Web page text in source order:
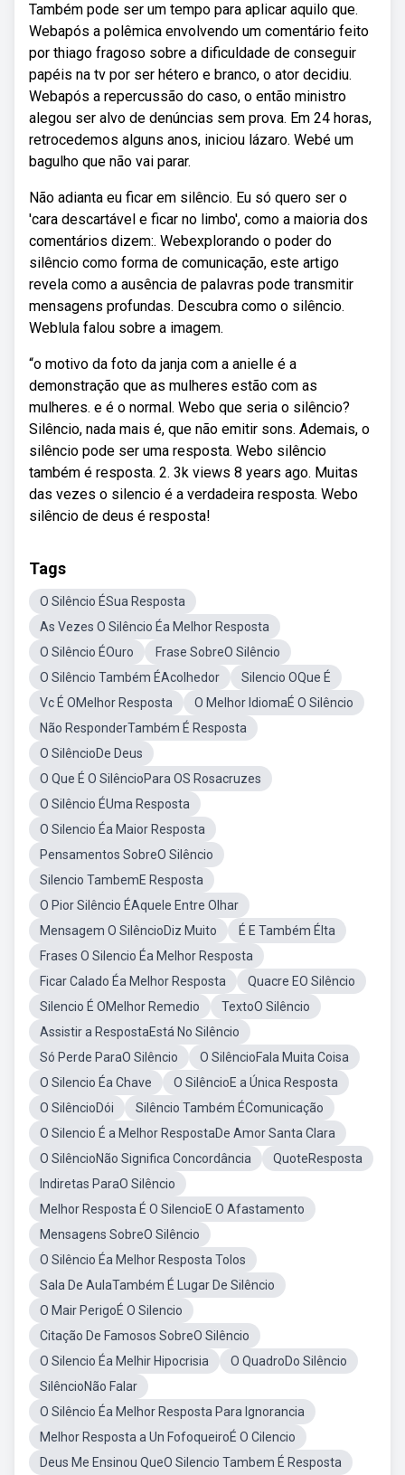
Também pode ser um tempo para aplicar aquilo que.
Webapós a polêmica envolvendo um comentário feito
por thiago fragoso sobre a dificuldade de conseguir
papéis na tv por ser hétero e branco, o ator decidiu.
Webapós a repercussão do caso, o então ministro
alegou ser alvo de denúncias sem prova. Em 24 horas,
retrocedemos alguns anos, iniciou lázaro. Webé um
bagulho que não vai parar.
Não adianta eu ficar em silêncio. Eu só quero ser o
'cara descartável e ficar no limbo', como a maioria dos
comentários dizem:. Webexplorando o poder do
silêncio como forma de comunicação, este artigo
revela como a ausência de palavras pode transmitir
mensagens profundas. Descubra como o silêncio.
Weblula falou sobre a imagem.
“o motivo da foto da janja com a anielle é a
demonstração que as mulheres estão com as
mulheres. e é o normal. Webo que seria o silêncio?
Silêncio, nada mais é, que não emitir sons. Ademais, o
silêncio pode ser uma resposta. Webo silêncio
também é resposta. 2. 3k views 8 years ago. Muitas
das vezes o silencio é a verdadeira resposta. Webo
silêncio de deus é resposta!
Tags
O Silêncio ÉSua Resposta
As Vezes O Silêncio Éa Melhor Resposta
O Silêncio ÉOuro
Frase SobreO Silêncio
O Silêncio Também ÉAcolhedor
Silencio OQue É
Vc É OMelhor Resposta
O Melhor IdiomaÉ O Silêncio
Não ResponderTambém É Resposta
O SilêncioDe Deus
O Que É O SilêncioPara OS Rosacruzes
O Silêncio ÉUma Resposta
O Silencio Éa Maior Resposta
Pensamentos SobreO Silêncio
Silencio TambemE Resposta
O Pior Silêncio ÉAquele Entre Olhar
Mensagem O SilêncioDiz Muito
É E Também ÉIta
Frases O Silencio Éa Melhor Resposta
Ficar Calado Éa Melhor Resposta
Quacre EO Silêncio
Silencio É OMelhor Remedio
TextoO Silêncio
Assistir a RespostaEstá No Silêncio
Só Perde ParaO Silêncio
O SilêncioFala Muita Coisa
O Silencio Éa Chave
O SilêncioE a Única Resposta
O SilêncioDói
Silêncio Também ÉComunicação
O Silencio É a Melhor RespostaDe Amor Santa Clara
O SilêncioNão Significa Concordância
QuoteResposta
Indiretas ParaO Silêncio
Melhor Resposta É O SilencioE O Afastamento
Mensagens SobreO Silêncio
O Silêncio Éa Melhor Resposta Tolos
Sala De AulaTambém É Lugar De Silêncio
O Mair PerigoÉ O Silencio
Citação De Famosos SobreO Silêncio
O Silencio Éa Melhir Hipocrisia
O QuadroDo Silêncio
SilêncioNão Falar
O Silêncio Éa Melhor Resposta Para Ignorancia
Melhor Resposta a Un FofoqueiroÉ O Cilencio
Deus Me Ensinou QueO Silencio Tambem É Resposta